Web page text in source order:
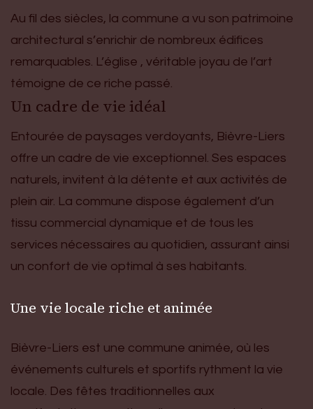
Au fil des siècles, la commune a vu son patrimoine
architectural s’enrichir de nombreux édifices
remarquables. L’église , véritable joyau de l’art
témoigne de ce riche passé.
Un cadre de vie idéal
Entourée de paysages verdoyants, Bièvre-Liers
offre un cadre de vie exceptionnel. Ses espaces
naturels, invitent à la détente et aux activités de
plein air. La commune dispose également d’un
tissu commercial dynamique et de tous les
services nécessaires au quotidien, assurant ainsi
un confort de vie optimal à ses habitants.
Une vie locale riche et animée
Bièvre-Liers est une commune animée, où les
événements culturels et sportifs rythment la vie
locale. Des fêtes traditionnelles aux